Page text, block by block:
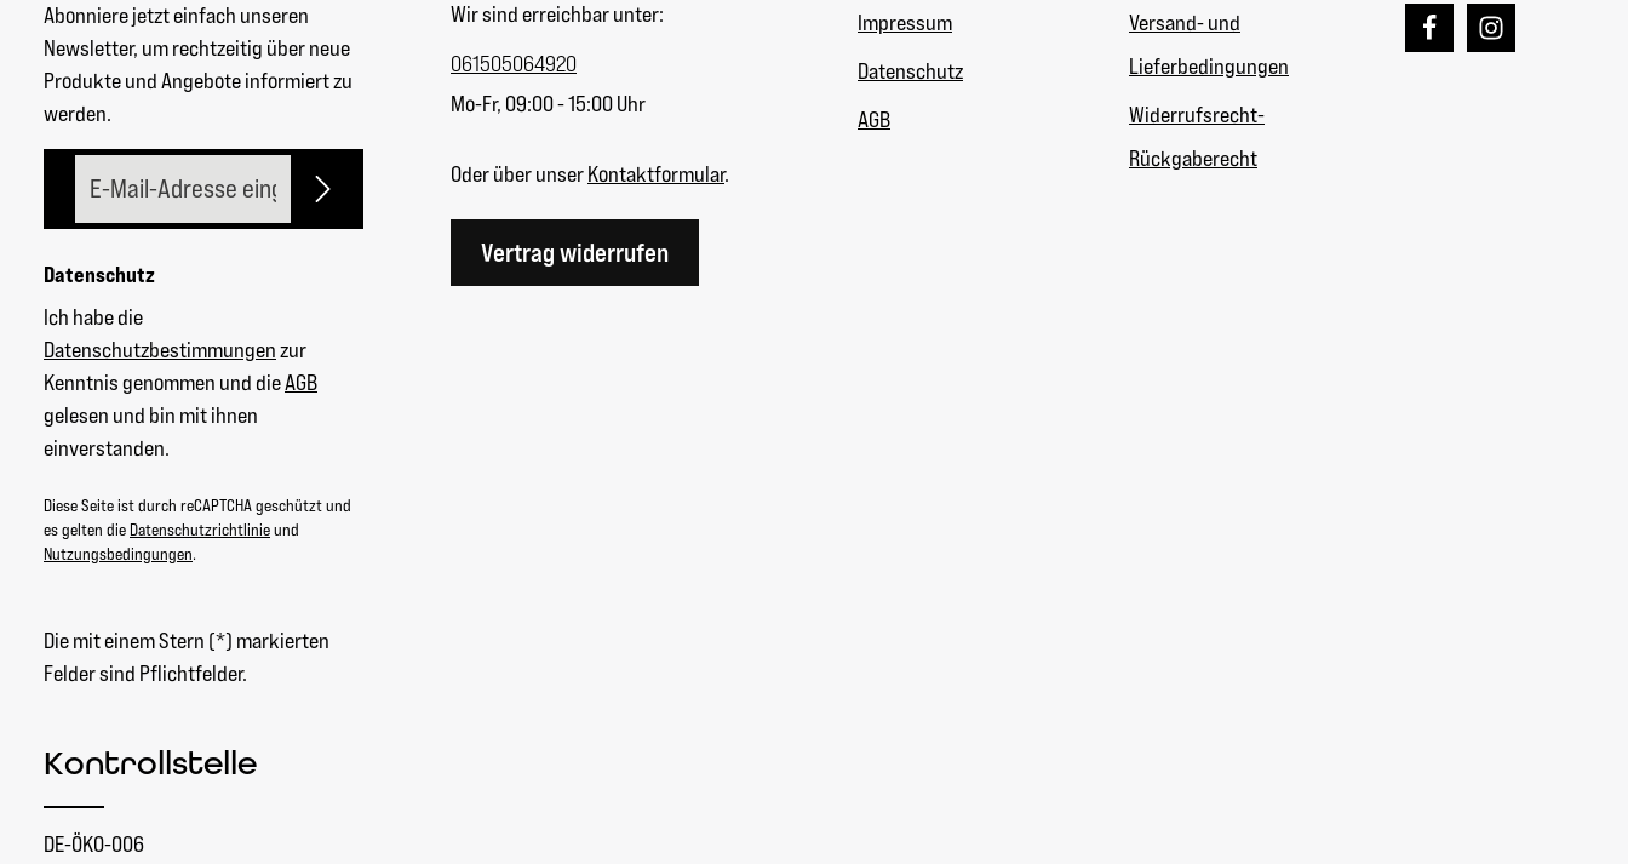
Abonniere jetzt einfach unseren
Newsletter, um rechtzeitig über neue
Produkte und Angebote informiert zu
werden.
Datenschutz
Ich habe die
Datenschutzbestimmungenzur
Kenntnis genommen und dieAGB
gelesen und bin mit ihnen
einverstanden.
Diese Seite ist durch reCAPTCHA geschützt und
es gelten die Datenschutzrichtlinieund
Nutzungsbedingungen.
Die mit einem Stern (*) markierten
Felder sind Pflichtfelder.
Wir sind erreichbar unter:
061505064920
Mo-Fr, 09:00 - 15:00 Uhr
Oder über unserKontaktformular.
Vertrag widerrufen
Impressum
Datenschutz
AGB
Versand- und
Lieferbedingungen
Widerrufsrecht-
Rückgaberecht
Kontrollstelle
DE-ÖKO-006